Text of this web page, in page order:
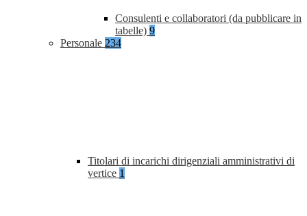
Consulenti e collaboratori (da pubblicare in
tabelle) 9
Personale 234
Titolari di incarichi dirigenziali amministrativi di
vertice 1